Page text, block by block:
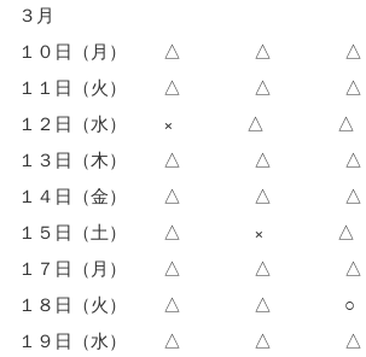
３月
１０日（月） △ △ △
１１日（火） △ △ △
１２日（水） × △ △
１３日（木） △ △ △
１４日（金） △ △ △
１５日（土） △ × △
１７日（月） △ △ △
１８日（火） △ △ ○
１９日（水） △ △ △